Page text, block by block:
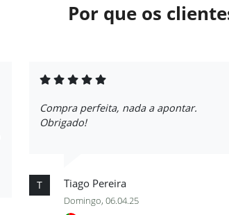
Por que os
Compra perfeita, nada a apontar.
Obrigado!
T Tiago Pereira
Domingo, 06.04.25